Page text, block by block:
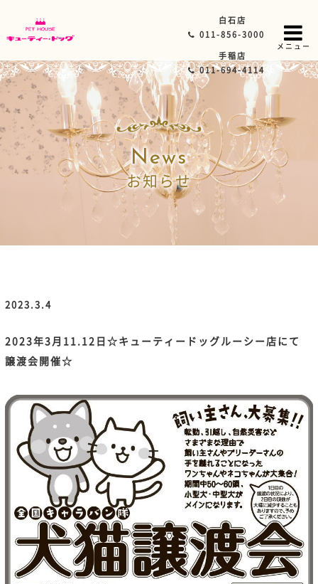
白石店
011-856-3000
手稲店
011-694-4114
メニュー
News
お知らせ
2023.3.4
2023年3月11.12日☆キューティードッグルーシー店にて
譲渡会開催☆